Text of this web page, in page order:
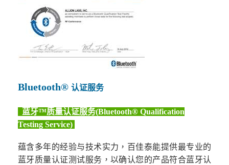
Bluetooth® 认证服务
蓝牙™质量认证服务(Bluetooth® Qualification
Testing Service)
蕴含多年的经验与技术实力，百佳泰能提供最专业的
蓝牙质量认证测试服务，以确认您的产品符合蓝牙认